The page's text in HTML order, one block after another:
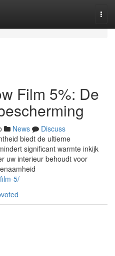
Film 5%: De
News
Discuss
biedt de ultieme
significant warmte inkijk
uw interieur behoudt voor
5/